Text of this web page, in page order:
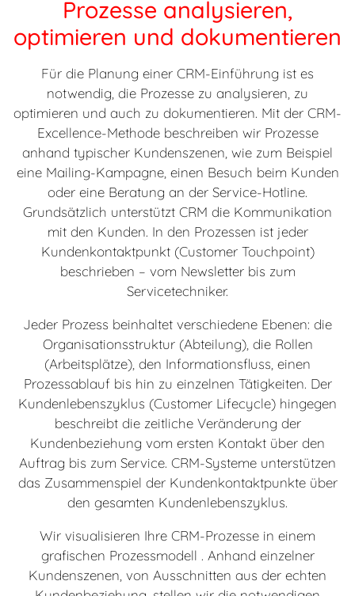
Prozesse analysieren,
optimieren und dokumentieren
Für die Planung einer CRM-Einführung ist es
notwendig, die Prozesse zu analysieren, zu
optimieren und auch zu dokumentieren. Mit der CRM-
Excellence-Methode beschreiben wir Prozesse
anhand typischer Kundenszenen, wie zum Beispiel
eine Mailing-Kampagne, einen Besuch beim Kunden
oder eine Beratung an der Service-Hotline.
Grundsätzlich unterstützt CRM die Kommunikation
mit den Kunden. In den Prozessen ist jeder
Kundenkontaktpunkt (Customer Touchpoint)
beschrieben – vom Newsletter bis zum
Servicetechniker.
Jeder Prozess beinhaltet verschiedene Ebenen: die
Organisationsstruktur (Abteilung), die Rollen
(Arbeitsplätze), den Informationsfluss, einen
Prozessablauf bis hin zu einzelnen Tätigkeiten. Der
Kundenlebenszyklus (Customer Lifecycle) hingegen
beschreibt die zeitliche Veränderung der
Kundenbeziehung vom ersten Kontakt über den
Auftrag bis zum Service. CRM-Systeme unterstützen
das Zusammenspiel der Kundenkontaktpunkte über
den gesamten Kundenlebenszyklus.
Wir visualisieren Ihre CRM-Prozesse in einem
grafischen Prozessmodell . Anhand einzelner
Kundenszenen, von Ausschnitten aus der echten